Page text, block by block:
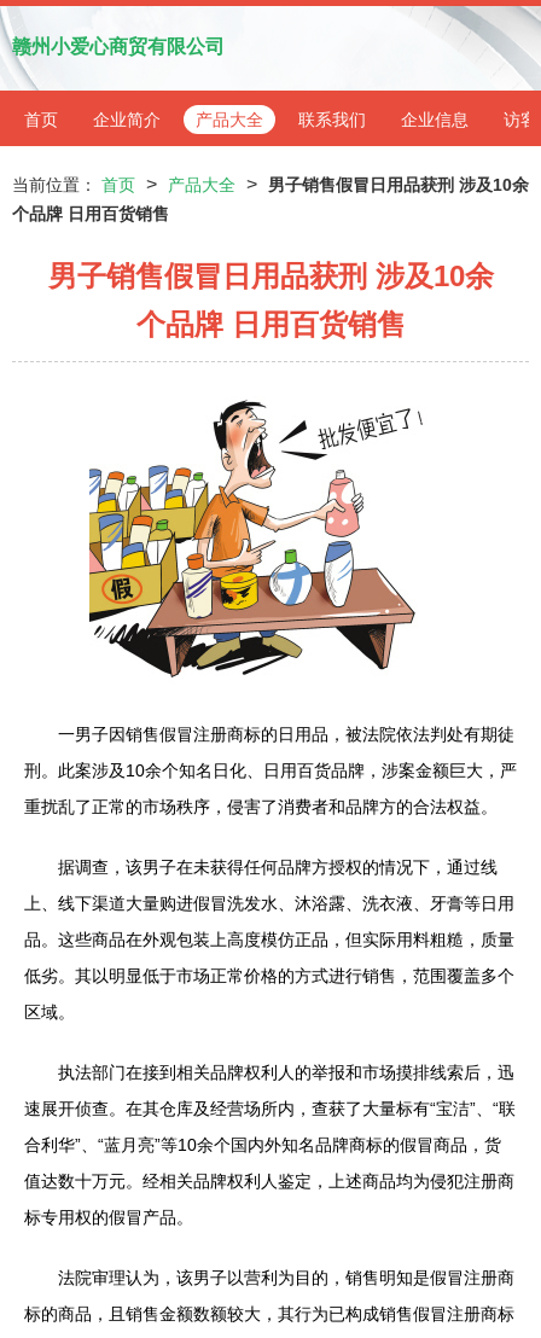
赣州小爱心商贸有限公司
首页 企业简介 产品大全 联系我们 企业信息 访客
当前位置： 首页 > 产品大全 >
男子销售假冒日用品获刑 涉及10余
个品牌 日用百货销售
男子销售假冒日用品获刑 涉及10余
个品牌 日用百货销售
一男子因销售假冒注册商标的日用品，被法院依法判处有期徒
刑。此案涉及10余个知名日化、日用百货品牌，涉案金额巨大，严
重扰乱了正常的市场秩序，侵害了消费者和品牌方的合法权益。
据调查，该男子在未获得任何品牌方授权的情况下，通过线
上、线下渠道大量购进假冒洗发水、沐浴露、洗衣液、牙膏等日用
品。这些商品在外观包装上高度模仿正品，但实际用料粗糙，质量
低劣。其以明显低于市场正常价格的方式进行销售，范围覆盖多个
区域。
执法部门在接到相关品牌权利人的举报和市场摸排线索后，迅
速展开侦查。在其仓库及经营场所内，查获了大量标有“宝洁”、“联
合利华”、“蓝月亮”等10余个国内外知名品牌商标的假冒商品，货
值达数十万元。经相关品牌权利人鉴定，上述商品均为侵犯注册商
标专用权的假冒产品。
法院审理认为，该男子以营利为目的，销售明知是假冒注册商
标的商品，且销售金额数额较大，其行为已构成销售假冒注册商标